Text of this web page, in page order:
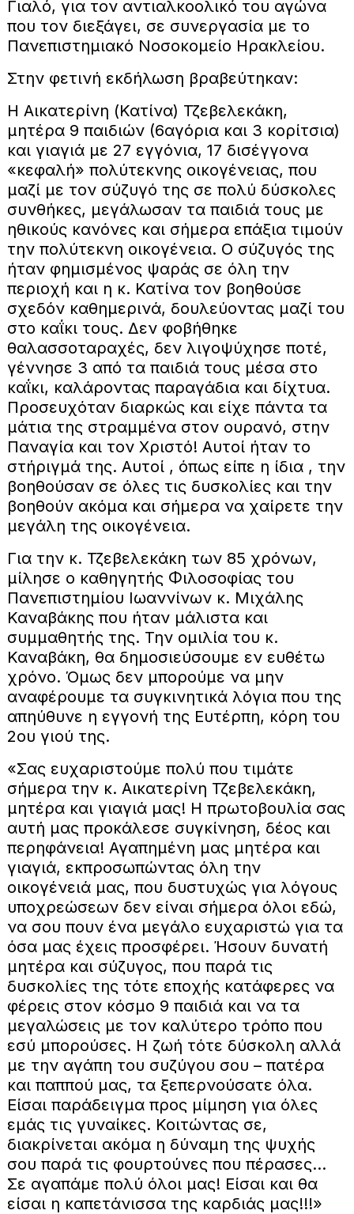
Γιαλό, για τον αντιαλκοολικό του αγώνα
που τον διεξάγει, σε συνεργασία με το
Πανεπιστημιακό Νοσοκομείο Ηρακλείου.
Στην φετινή εκδήλωση βραβεύτηκαν:
Η Αικατερίνη (Κατίνα) Τζεβελεκάκη,
μητέρα 9 παιδιών (6αγόρια και 3 κορίτσια)
και γιαγιά με 27 εγγόνια, 17 δισέγγονα
«κεφαλή» πολύτεκνης οικογένειας, που
μαζί με τον σύζυγό της σε πολύ δύσκολες
συνθήκες, μεγάλωσαν τα παιδιά τους με
ηθικούς κανόνες και σήμερα επάξια τιμούν
την πολύτεκνη οικογένεια. Ο σύζυγός της
ήταν φημισμένος ψαράς σε όλη την
περιοχή και η κ. Κατίνα τον βοηθούσε
σχεδόν καθημερινά, δουλεύοντας μαζί του
στο καΐκι τους. Δεν φοβήθηκε
θαλασσοταραχές, δεν λιγοψύχησε ποτέ,
γέννησε 3 από τα παιδιά τους μέσα στο
καΐκι, καλάροντας παραγάδια και δίχτυα.
Προσευχόταν διαρκώς και είχε πάντα τα
μάτια της στραμμένα στον ουρανό, στην
Παναγία και τον Χριστό! Αυτοί ήταν το
στήριγμά της. Αυτοί , όπως είπε η ίδια , την
βοηθούσαν σε όλες τις δυσκολίες και την
βοηθούν ακόμα και σήμερα να χαίρετε την
μεγάλη της οικογένεια.
Για την κ. Τζεβελεκάκη των 85 χρόνων,
μίλησε ο καθηγητής Φιλοσοφίας του
Πανεπιστημίου Ιωαννίνων κ. Μιχάλης
Καναβάκης που ήταν μάλιστα και
συμμαθητής της. Την ομιλία του κ.
Καναβάκη, θα δημοσιεύσουμε εν ευθέτω
χρόνο. Όμως δεν μπορούμε να μην
αναφέρουμε τα συγκινητικά λόγια που της
απηύθυνε η εγγονή της Ευτέρπη, κόρη του
2ου γιού της.
«Σας ευχαριστούμε πολύ που τιμάτε
σήμερα την κ. Αικατερίνη Τζεβελεκάκη,
μητέρα και γιαγιά μας! Η πρωτοβουλία σας
αυτή μας προκάλεσε συγκίνηση, δέος και
περηφάνεια! Αγαπημένη μας μητέρα και
γιαγιά, εκπροσωπώντας όλη την
οικογένειά μας, που δυστυχώς για λόγους
υποχρεώσεων δεν είναι σήμερα όλοι εδώ,
να σου πουν ένα μεγάλο ευχαριστώ για τα
όσα μας έχεις προσφέρει. Ήσουν δυνατή
μητέρα και σύζυγος, που παρά τις
δυσκολίες της τότε εποχής κατάφερες να
φέρεις στον κόσμο 9 παιδιά και να τα
μεγαλώσεις με τον καλύτερο τρόπο που
εσύ μπορούσες. Η ζωή τότε δύσκολη αλλά
με την αγάπη του συζύγου σου – πατέρα
και παππού μας, τα ξεπερνούσατε όλα.
Είσαι παράδειγμα προς μίμηση για όλες
εμάς τις γυναίκες. Κοιτώντας σε,
διακρίνεται ακόμα η δύναμη της ψυχής
σου παρά τις φουρτούνες που πέρασες…
Σε αγαπάμε πολύ όλοι μας! Είσαι και θα
είσαι η καπετάνισσα της καρδιάς μας!!!»